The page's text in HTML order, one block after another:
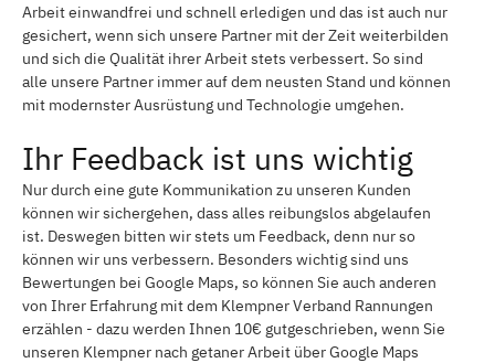
Arbeit einwandfrei und schnell erledigen und das ist auch nur
gesichert, wenn sich unsere Partner mit der Zeit weiterbilden
und sich die Qualität ihrer Arbeit stets verbessert. So sind
alle unsere Partner immer auf dem neusten Stand und können
mit modernster Ausrüstung und Technologie umgehen.
Ihr Feedback ist uns wichtig
Nur durch eine gute Kommunikation zu unseren Kunden
können wir sichergehen, dass alles reibungslos abgelaufen
ist. Deswegen bitten wir stets um Feedback, denn nur so
können wir uns verbessern. Besonders wichtig sind uns
Bewertungen bei Google Maps, so können Sie auch anderen
von Ihrer Erfahrung mit dem Klempner Verband Rannungen
erzählen - dazu werden Ihnen 10€ gutgeschrieben, wenn Sie
unseren Klempner nach getaner Arbeit über Google Maps